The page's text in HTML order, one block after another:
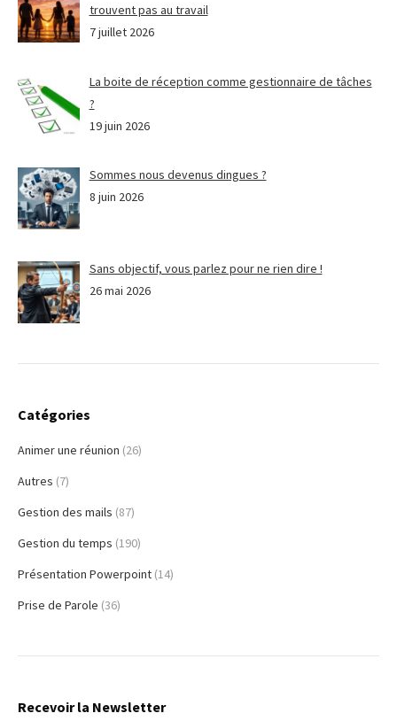
trouvent pas au travail
7 juillet 2026
La boite de réception comme gestionnaire de tâches
?
19 juin 2026
Sommes nous devenus dingues ?
8 juin 2026
Sans objectif, vous parlez pour ne rien dire !
26 mai 2026
Catégories
Animer une réunion (26)
Autres (7)
Gestion des mails (87)
Gestion du temps (190)
Présentation Powerpoint (14)
Prise de Parole (36)
Recevoir la Newsletter